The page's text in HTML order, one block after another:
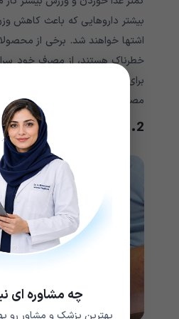
بیشتر داروهایی که باعث کاهش
اشتها خواهند شد. برخی از
خطرناک هستند، از مصرف خود
برای مصرف داروها و
مصرف کرده، باید با پزشک خود
2. جراحی افراد با وزن بالا
چه مشاوره ای
بهترین پزشک و مشاور رو